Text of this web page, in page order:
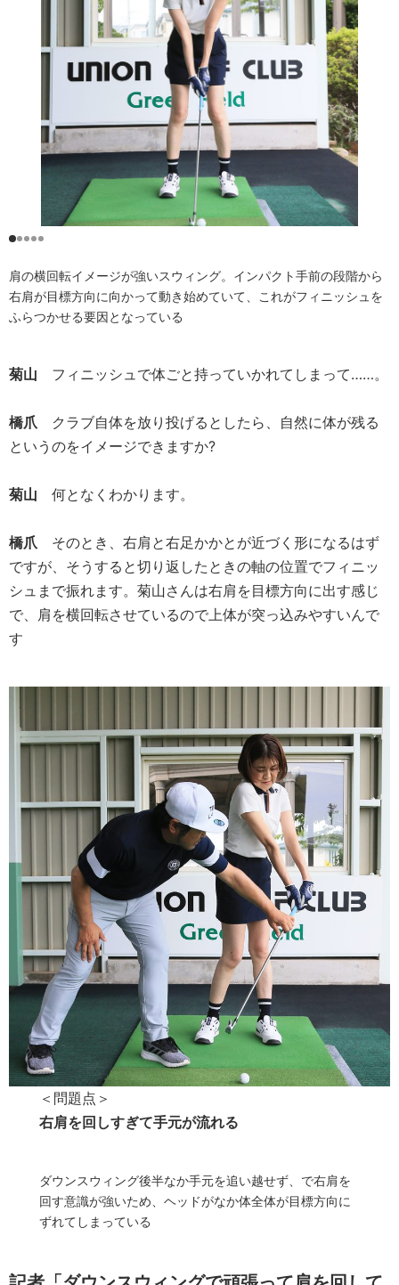
肩の横回転イメージが強いスウィング。インパクト手前の段階から
右肩が目標方向に向かって動き始めていて、これがフィニッシュを
ふらつかせる要因となっている
菊山 フィニッシュで体ごと持っていかれてしまって……。
橋爪 クラブ自体を放り投げるとしたら、自然に体が残る
というのをイメージできますか?
菊山 何となくわかります。
橋爪 そのとき、右肩と右足かかとが近づく形になるはず
ですが、そうすると切り返したときの軸の位置でフィニッ
シュまで振れます。菊山さんは右肩を目標方向に出す感じ
で、肩を横回転させているので上体が突っ込みやすいんで
す
＜問題点＞
右肩を回しすぎて手元が流れる
ダウンスウィング後半なか手元を追い越せず、で右肩を
回す意識が強いため、ヘッドがなか体全体が目標方向に
ずれてしまっている